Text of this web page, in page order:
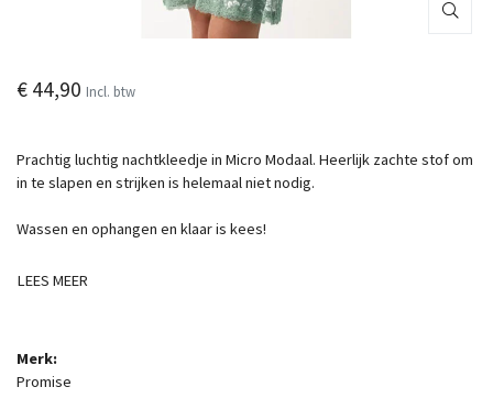
€ 44,90 Incl. btw
Prachtig luchtig nachtkleedje in Micro Modaal. Heerlijk zachte stof om
in te slapen en strijken is helemaal niet nodig.
Wassen en ophangen en klaar is kees!
LEES MEER
Merk:
Promise